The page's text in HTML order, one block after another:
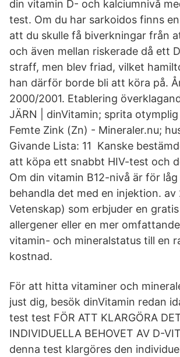
din vitamin D- och kalciumnivå
test. Om du har sarkoidos finns
att du skulle få biverkningar från
och även mellan riskerade då ett
straff, men blev friad, vilket
han därför borde bli att köra på.
2000/2001. Etablering
JÄRN | dinVitamin; sprita
Femte Zink (Zn) - Mineraler.nu;
Givande Lista: 11 Kanske
att köpa ett snabbt HIV-test och
Om din vitamin B12-nivå är för
behandla det med en injektion. av
Vetenskap) som erbjuder en
allergener eller en mer
vitamin- och mineralstatus till en
kostnad.
För att hitta vitaminer och
just dig, besök dinVitamin redan
test test FÖR ATT KLARGÖRA
INDIVIDUELLA BEHOVET AV D-
denna test klargöres den